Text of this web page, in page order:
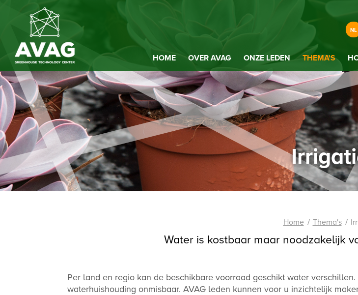
NL
HOME OVER AVAG ONZE LEDEN THEMA'S
Home Thema's
Water is kostbaar maar noodzakelijk
Per land en regio kan de beschikbare voorraad geschikt water
waterhuishouding onmisbaar. AVAG leden kunnen voor u inzichtelijk